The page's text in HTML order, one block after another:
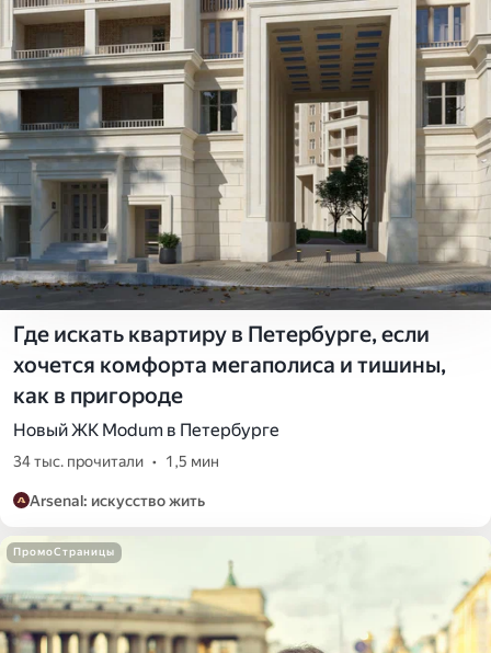
Где искать квартиру в Петербурге, если
хочется комфорта мегаполиса и тишины,
как в пригороде
Новый ЖК Modum в Петербурге
34 тыс. прочитали • 1,5 мин
Arsenal: искусство жить
ПромоСтраницы